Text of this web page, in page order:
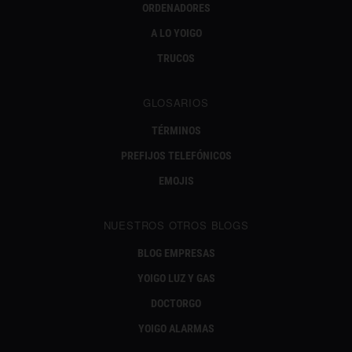
ORDENADORES
A LO YOIGO
TRUCOS
GLOSARIOS
TÉRMINOS
PREFIJOS TELEFÓNICOS
EMOJIS
NUESTROS OTROS BLOGS
BLOG EMPRESAS
YOIGO LUZ Y GAS
DOCTORGO
YOIGO ALARMAS